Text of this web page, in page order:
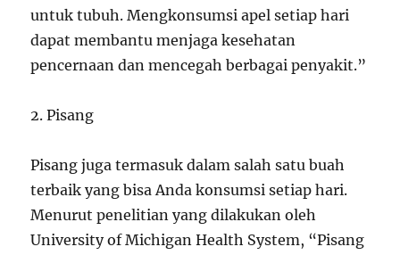
untuk tubuh. Mengkonsumsi apel setiap hari
dapat membantu menjaga kesehatan
pencernaan dan mencegah berbagai penyakit.”
2. Pisang
Pisang juga termasuk dalam salah satu buah
terbaik yang bisa Anda konsumsi setiap hari.
Menurut penelitian yang dilakukan oleh
University of Michigan Health System, “Pisang